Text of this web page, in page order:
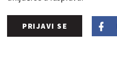
PRIJAVI SE